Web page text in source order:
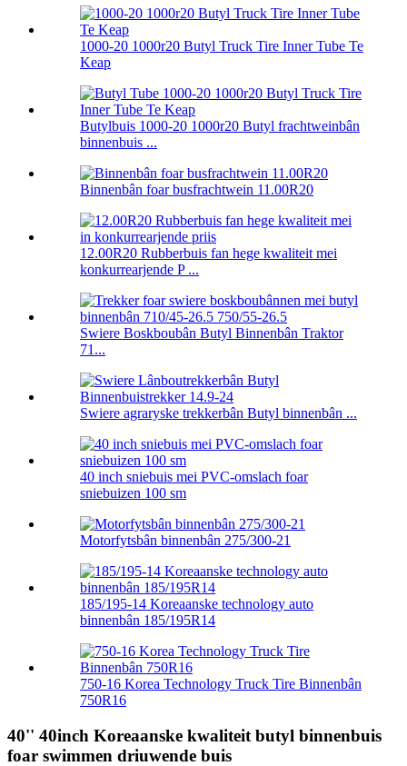
1000-20 1000r20 Butyl Truck Tire Inner Tube Te
Keap
Butylbuis 1000-20 1000r20 Butyl frachtweinbân
binnenbuis ...
Binnenbân foar busfrachtwein 11.00R20
12.00R20 Rubberbuis fan hege kwaliteit mei
konkurrearjende P ...
Swiere Boskboubân Butyl Binnenbân Traktor
71...
Swiere agraryske trekkerbân Butyl binnenbân ...
40 inch sniebuis mei PVC-omslach foar
sniebuizen 100 sm
Motorfytsbân binnenbân 275/300-21
185/195-14 Koreaanske technology auto
binnenbân 185/195R14
750-16 Korea Technology Truck Tire Binnenbân
750R16
40'' 40inch Koreaanske kwaliteit butyl binnenbuis
foar swimmen driuwende buis